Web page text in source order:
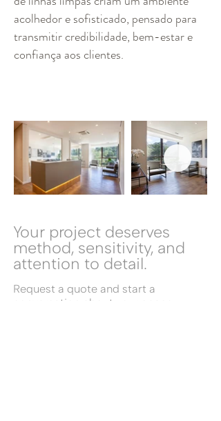
acolhedor e sofisticado, pensado para
transmitir credibilidade, bem-estar e
confiança aos clientes.
Your project deserves
method, sensitivity, and
attention to detail.
Request a quote and start a
conversation about your space.